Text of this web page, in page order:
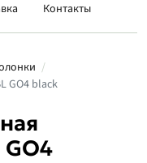
Контакты
GO4 black